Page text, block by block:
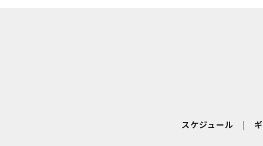
スケジュール |